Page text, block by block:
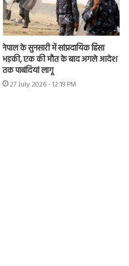
नेपाल के सुनसारी में सांप्रदायिक हिंसा
भड़की, एक की मौत के बाद अगले आदेश
तक पाबंदियां लागू
27 July 2026 - 12:19 PM